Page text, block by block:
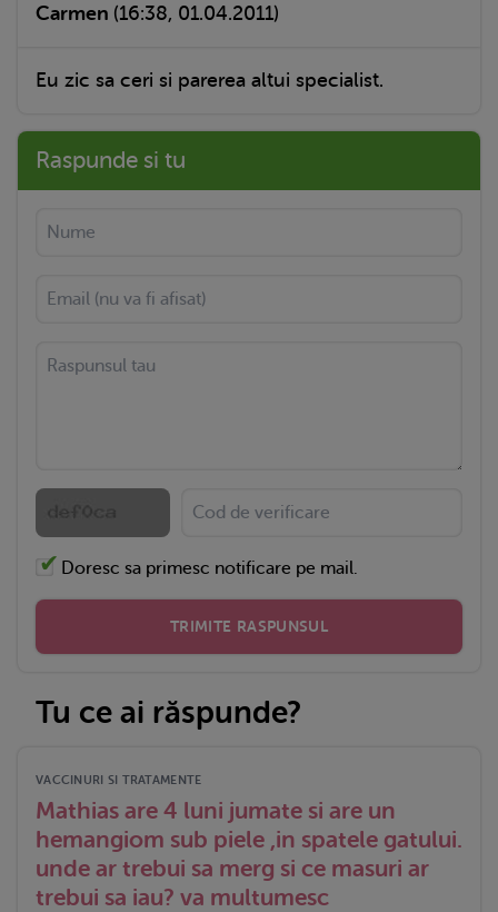
Carmen (16:38, 01.04.2011)
Eu zic sa ceri si parerea altui specialist.
Raspunde si tu
Doresc sa primesc notificare pe mail.
TRIMITE RASPUNSUL
Tu ce ai răspunde?
VACCINURI SI TRATAMENTE
Mathias are 4 luni jumate si are un
hemangiom sub piele ,in spatele gatului.
unde ar trebui sa merg si ce masuri ar
trebui sa iau? va multumesc